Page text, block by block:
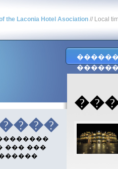
the Laconia Hotel Asociation // Local
��� ���